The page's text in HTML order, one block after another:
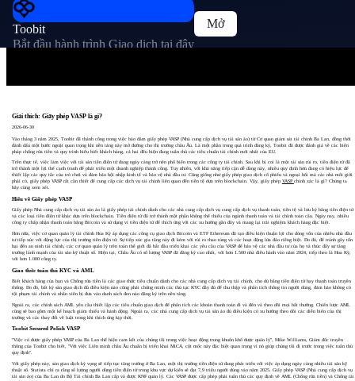
Toobit
Bắt đầu hành trình Giao dịch tại đây
Mở
Giải thích: Giấy phép VASP là gì?
2026-06-30
Vào tháng 3 năm 2025, Toobit đã thành công trong việc bảo đảm giấy phép VASP (Nhà cung cấp dịch vụ tài sản ảo) từ Cơ quan giám sát tài chính Ba Lan, đồng thời
đánh dấu một bước ngoặt quan trọng khi nền tảng này mở đường cho thị trường châu Âu. Là một phần trong quá trình đăng ký, Toobit đã được đánh giá về các biện
pháp chống rửa tiền và quy trình hiểu biết khách hàng, cả hai đều hiện đang tuân thủ các tiêu chuẩn tài chính mới nhất của EU.
Trên thực tế, việc làm việc với tài sản tiền điện tử đang ngày càng trở nên phổ biến trong các công ty tài chính. Sau khi bị coi là một tài sản rủi ro, tiền điện tử đã
trở thành một lợi thế cạnh tranh để phát triển một doanh nghiệp thành công. Tuy nhiên, với khả năng tiếp cận dễ dàng này, nhiều quy định hơn đang có hiệu lực để
thiết lập các quy tắc của trò chơi và đảm bảo hội nhập kinh tế và bảo vệ nhà đầu tư. Cũng giống như giấy phép giao dịch cổ phiếu và ngoại hối mà các nhà môi giới
phải có, giấy phép VASP rất cần thiết để cung cấp các dịch vụ tài chính liên quan đến tiền tệ dựa trên blockchain. Vậy, giấy phép VASP chính xác là gì? Chúng ta
hãy cùng xem xét.
Hiểu về Giấy phép VASP
Giấy phép Nhà cung cấp dịch vụ tài sản ảo là giấy phép tài chính dành cho các nhà cung cấp dịch vụ cung cấp dịch vụ thanh toán, tiền tệ và lưu ký bằng tiền điện tử
và các loại tiền điện tử khác dựa trên blockchain. Tiền điện tử đã trở thành một phần không thể thiếu của ngành thanh toán và tài chính toàn cầu. Ngày nay, nhiều
công ty chấp nhận thanh toán bằng Bitcoin và sử dụng ví tiền điện tử để thích ứng với các xu hướng gần đây và mang lại trải nghiệm khách hàng đặc biệt.
Hơn nữa, việc cơ quan quản lý tài chính Hoa Kỳ áp dụng các công cụ giao dịch Bitcoin và ETF Ethereum đã tạo điều kiện thuận lợi cho dòng vốn của nhiều nhà đầu
tư tiếp xúc với động lực của thị trường tiền điện tử. Sự tiếp xúc gia tăng này đi kèm với rủi ro thao túng và các hoạt động lừa đảo riêng biệt. Do đó, để tránh gây tổn
hại đến an ninh tài chính, các cơ quan quản lý trên toàn thế giới đã bắt đầu triển khai các yêu cầu của VASP để bảo vệ các nhà đầu tư của họ và thúc đẩy sự tăng
trưởng lành mạnh của tài sản kỹ thuật số. Hiện tại, Châu Âu có số lượng VASP đã đăng ký cao nhất, với hơn 1.500 nhà điều hành vào năm 2024, tiếp theo là Hoa Kỳ,
với hơn 1.000 công ty.
Giao thức tuân thủ KYC và AML
Biết khách hàng của bạn và Chống rửa tiền là các giao thức tiêu chuẩn dành cho các nhà cung cấp dịch vụ tài chính, cho dù bằng tiền điện tử hay thanh toán truyền
thống. Do đó, bất kỳ sàn giao dịch đủ điều kiện nào cũng phải chứng minh các thủ tục KYC đầy đủ để thu thập và phân tích thông tin người dùng, đảm bảo không có
tội phạm tài chính và nhân viên bị đưa vào danh sách đen nào đăng ký trên nền tảng.
Ngoài ra, các chính sách AML yêu cầu thiết lập các tiêu chuẩn giao dịch để phân tích các khoản thanh toán đi và đến và theo dõi mọi bất thường. Chiến lược AML
cũng sẽ bao gồm một kế hoạch giảm thiểu và hành động. Ngoài ra, các nhà cung cấp dịch vụ tài sản ảo đủ điều kiện có xu hướng theo dõi các diễn biến của thị
trường và các thay đổi về luật trong khi thích ứng kịp thời.
Toobit Secured Polish VASP
"Việc có được giấy phép VASP của Ba Lan thể hiện cam kết của chúng tôi trong việc hoạt động trong khuôn khổ được quản lý", Mike Williams, Giám đốc truyền
thông của Toobit cho biết, "Với việc Liên minh châu Âu chuẩn bị triển khai MiCA, cột mốc này đặc biệt quan trọng vì nó giúp chúng tôi đi trước trong việc tuân thủ
quy định".
Với giấy phép này, sàn giao dịch kỳ vọng sẽ tiếp tục tăng trưởng ở Ba Lan, một thị trường tiền điện tử đang phát triển với việc áp dụng ngày càng nhiều tài sản kỹ
thuật số. Statista chỉ ra rằng số lượng người dùng tiền điện tử trong khu vực dự kiến ​​sẽ đạt 7,9 triệu người dùng vào năm 2025. Giấy phép VASP (Nhà cung cấp dịch vụ
tài sản ảo) của Ba Lan do Bộ Tài chính Ba Lan cấp và được KNF quản lý. Các VASP được cấp phép phải tuân thủ các quy định về AML (Chống rửa tiền) và Chống tài